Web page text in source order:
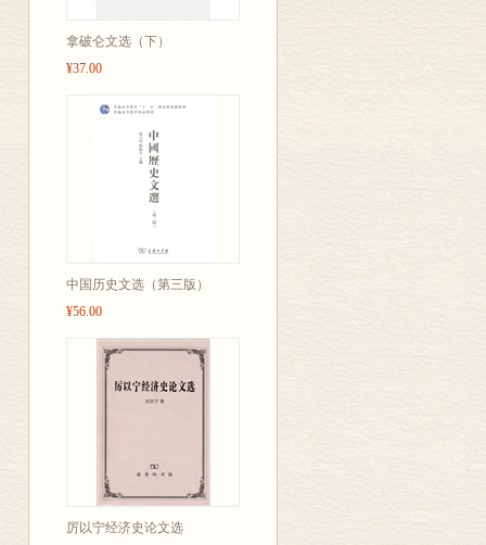
拿破仑文选（下）
¥37.00
中国历史文选（第三版）
¥56.00
厉以宁经济史论文选